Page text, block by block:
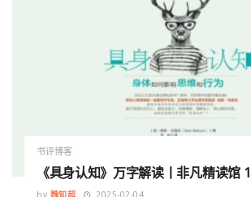
书评博客
《具身认知》万字解读丨非凡精读馆
by 魏知超 2025-02-04